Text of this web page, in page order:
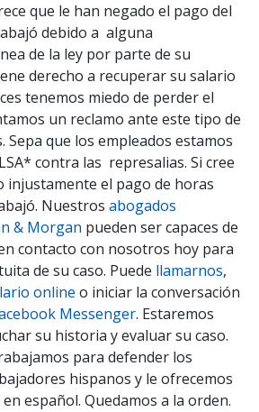
que le han negado el pago del
debido a alguna
de la ley por parte de su
derecho a recuperar su salario
tenemos miedo de perder el
un reclamo ante este tipo de
Sepa que los empleados estamos
contra las represalias. Si cree
injustamente el pago de horas
Nuestros abogados
& Morgan pueden ser capaces de
contacto con nosotros hoy para
de su caso. Puede llamarnos,
online o iniciar la conversación
Messenger. Estaremos
su historia y evaluar su caso.
para defender los
hispanos y le ofrecemos
español. Quedamos a la orden.